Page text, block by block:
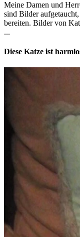
Meine Damen und
sind Bilder
bereiten. Bilder von
...
Diese Katze ist